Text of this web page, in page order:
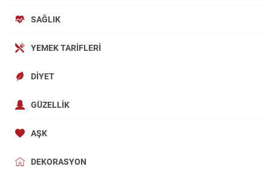
SAĞLIK
YEMEK TARIFLERI
DIYET
GÜZELLIK
AŞK
DEKORASYON